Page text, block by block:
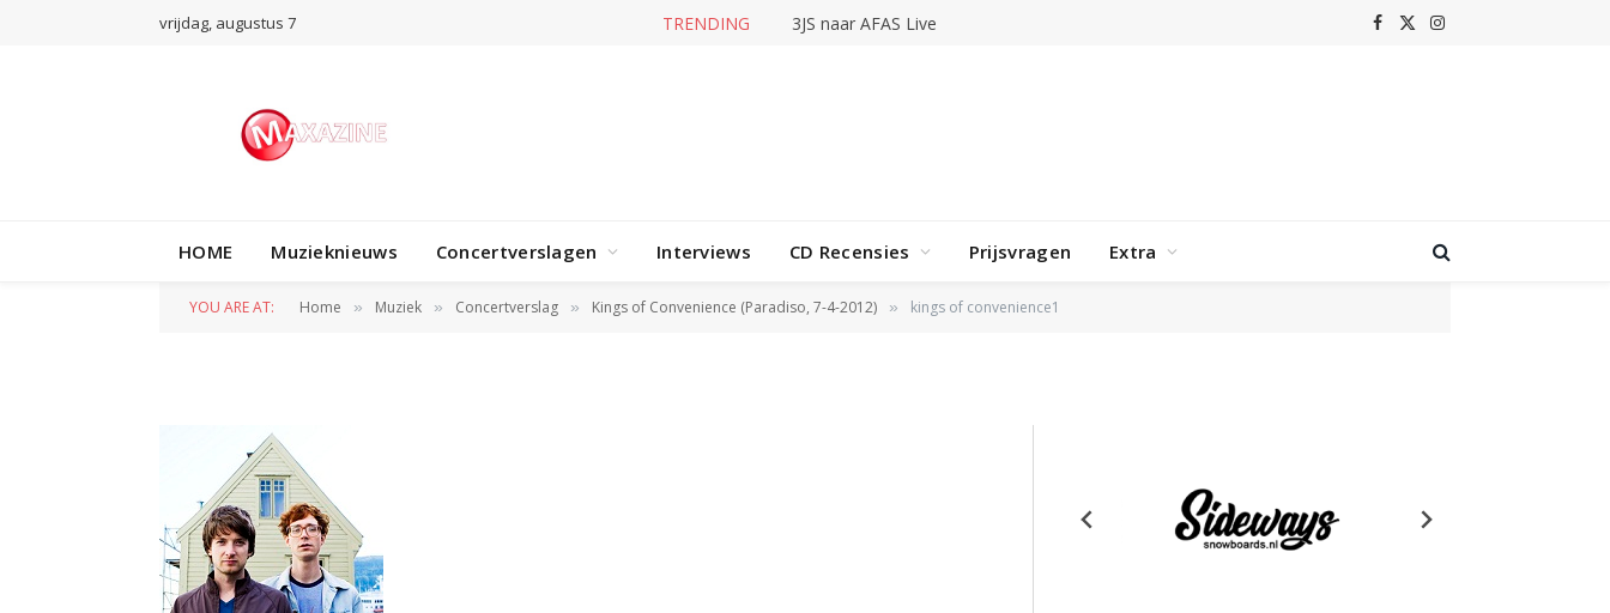
vrijdag, augustus 7 TRENDING 3JS naar AFAS Live Facebook
X
Instagram
HOME Muzieknieuws Concertverslagen Interviews CD Recensies Prijsvragen Extra
YOU ARE AT: Home » Muziek » Concertverslag » Kings of Convenience (Paradiso, 7-4-2012) » kings of convenience1
kings of convenience1